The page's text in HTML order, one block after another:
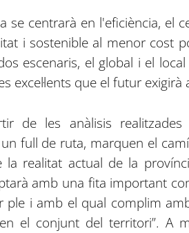
se centrarà en l'eficiència, el
i sostenible al menor cost
escenaris, el global i el
excel·lents que el futur exigirà
de les anàlisis
full de ruta, marquen el
realitat actual de la
amb una fita important
ple i amb el qual complim
el conjunt del territori”. A